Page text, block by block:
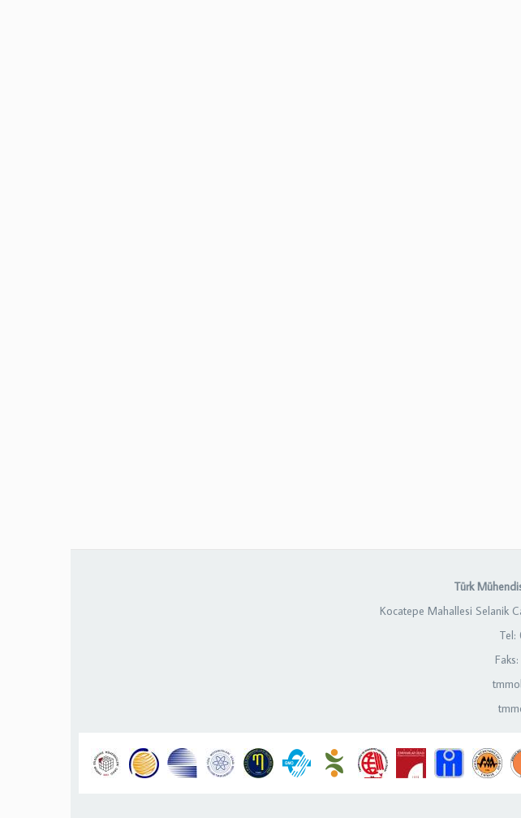
Türk
Kocatepe Mahallesi Selanik
Tel: